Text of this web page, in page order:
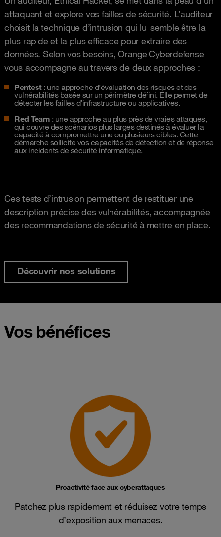
attaquant et explore vos failles de sécurité. L’auditeur
choisit la technique d’intrusion qui lui semble être la
plus rapide et la plus efficace pour extraire des
données. Selon vos besoins, Orange Cyberdefense
vous accompagne au travers de deux approches :
Pentest : une approche d’évaluation des risques et des
vulnérabilités basée sur un périmètre défini. Elle permet de
détecter les failles d’infrastructure ou applicatives.
Red Team : une approche au plus près de vraies attaques,
qui couvre des scénarios plus larges destinés à évaluer la
capacité à compromettre une ou plusieurs cibles. Cette
démarche sollicite vos capacités de détection et de réponse
aux incidents de sécurité informatique.
Ces tests d’intrusion permettent de restituer une
description précise des vulnérabilités, accompagnée
des recommandations de sécurité à mettre en place.
Découvrir nos solutions
Vos bénéfices
Proactivité face aux cyberattaques
Patchez plus rapidement et réduisez votre temps
d’exposition aux menaces.